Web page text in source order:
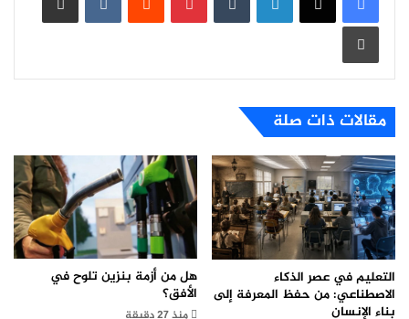
طباعة
مقالات ذات صلة
التعليم في عصر الذكاء
الاصطناعي: من حفظ المعرفة إلى
بناء الإنسان
هل من أزمة بنزين تلوح في
الأفق؟
منذ 27 دقيقة